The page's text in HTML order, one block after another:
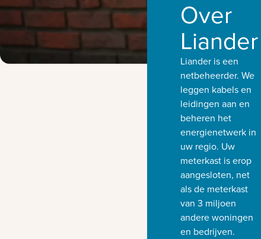
Over
Liander
Liander is een
netbeheerder. We
leggen kabels en
leidingen aan en
beheren het
energienetwerk in
uw regio. Uw
meterkast is erop
aangesloten, net
als de meterkast
van 3 miljoen
andere woningen
en bedrijven.